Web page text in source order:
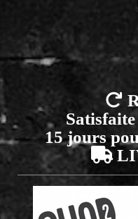

15 jours
